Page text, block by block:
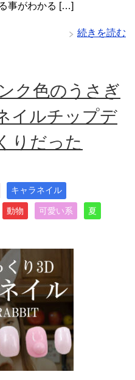
事がわかる […]
続きを読む
ク色のうさぎ
イルチップデ
りだった
キャラネイル
動物 可愛い系 夏